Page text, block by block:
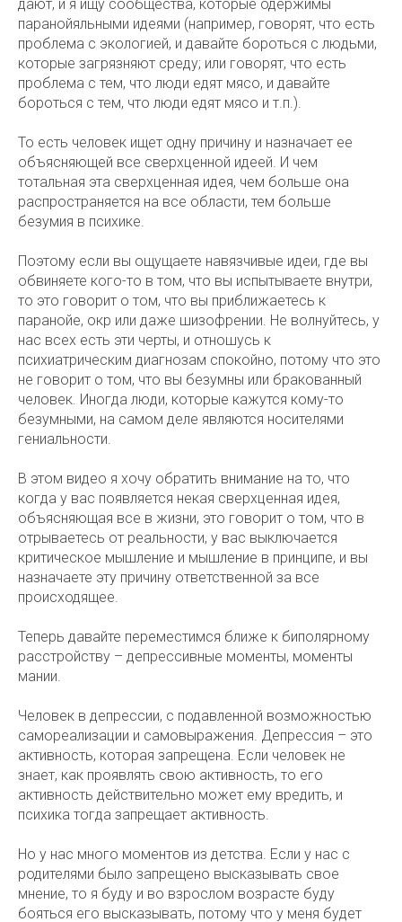
дают, и я ищу сообщества, которые одержимы
паранойяльными идеями (например, говорят, что есть
проблема с экологией, и давайте бороться с людьми,
которые загрязняют среду; или говорят, что есть
проблема с тем, что люди едят мясо, и давайте
бороться с тем, что люди едят мясо и т.п.).
То есть человек ищет одну причину и назначает ее
объясняющей все сверхценной идеей. И чем
тотальная эта сверхценная идея, чем больше она
распространяется на все области, тем больше
безумия в психике.
Поэтому если вы ощущаете навязчивые идеи, где вы
обвиняете кого-то в том, что вы испытываете внутри,
то это говорит о том, что вы приближаетесь к
паранойе, окр или даже шизофрении. Не волнуйтесь, у
нас всех есть эти черты, и отношусь к
психиатрическим диагнозам спокойно, потому что это
не говорит о том, что вы безумны или бракованный
человек. Иногда люди, которые кажутся кому-то
безумными, на самом деле являются носителями
гениальности.
В этом видео я хочу обратить внимание на то, что
когда у вас появляется некая сверхценная идея,
объясняющая все в жизни, это говорит о том, что в
отрываетесь от реальности, у вас выключается
критическое мышление и мышление в принципе, и вы
назначаете эту причину ответственной за все
происходящее.
Теперь давайте переместимся ближе к биполярному
расстройству – депрессивные моменты, моменты
мании.
Человек в депрессии, с подавленной возможностью
самореализации и самовыражения. Депрессия – это
активность, которая запрещена. Если человек не
знает, как проявлять свою активность, то его
активность действительно может ему вредить, и
психика тогда запрещает активность.
Но у нас много моментов из детства. Если у нас с
родителями было запрещено высказывать свое
мнение, то я буду и во взрослом возрасте буду
бояться его высказывать, потому что у меня будет